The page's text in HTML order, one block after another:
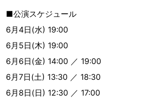
■公演スケジュール
6月4日(水) 19:00
6月5日(木) 19:00
6月6日(金) 14:00 ／ 19:00
6月7日(土) 13:30 ／ 18:30
6月8日(日) 12:30 ／ 17:00